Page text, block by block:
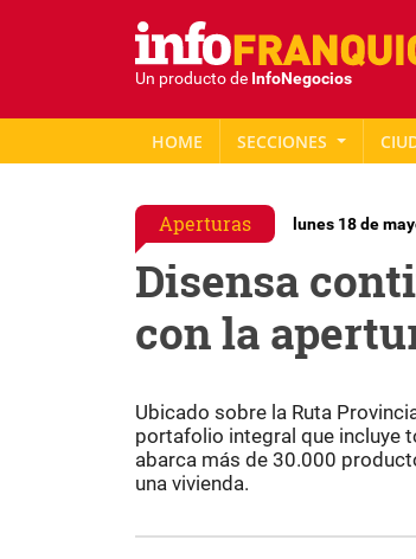
Un producto de InfoNegocios
HOME SECCIONES
Aperturas lunes 18 de
Disensa
con la
Ubicado sobre la Ruta
portafolio integral que incluye
abarca más de 30.000
una vivienda.